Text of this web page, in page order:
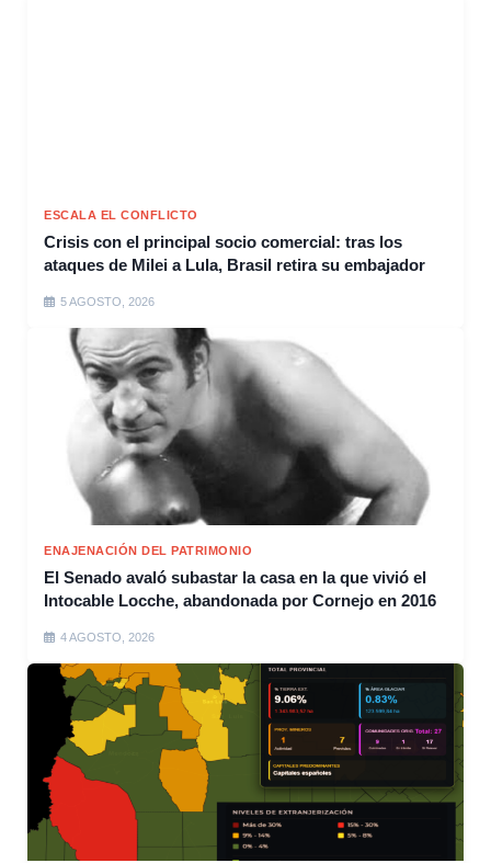
ESCALA EL CONFLICTO
Crisis con el principal socio comercial: tras los
ataques de Milei a Lula, Brasil retira su embajador
5 AGOSTO, 2026
ENAJENACIÓN DEL PATRIMONIO
El Senado avaló subastar la casa en la que vivió el
Intocable Locche, abandonada por Cornejo en 2016
4 AGOSTO, 2026